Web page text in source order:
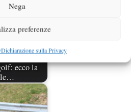
Nega
preferenze
Dichiarazione sulla Privacy
ecco la